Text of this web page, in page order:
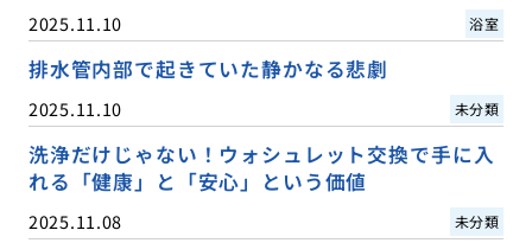
2025.11.10 浴室
排水管内部で起きていた静かなる悲劇
2025.11.10 未分類
洗浄だけじゃない！ウォシュレット交換で手に入
れる「健康」と「安心」という価値
2025.11.08 未分類